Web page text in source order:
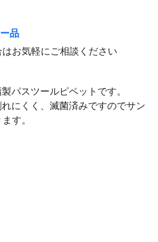
品
お気軽にご相談ください
パスツールピペットです。
にくく、滅菌済みですのでサン
す。